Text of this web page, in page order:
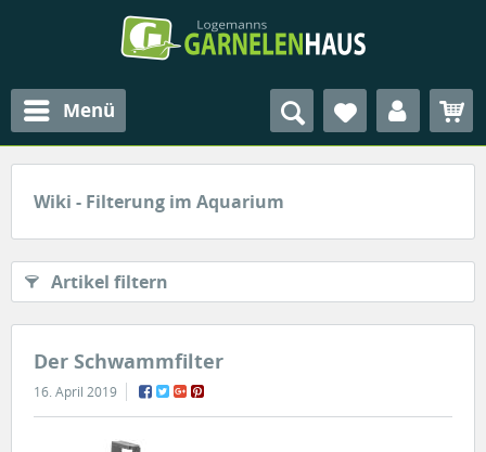
Menü
Wiki - Filterung im Aquarium
Artikel filtern
Der Schwammfilter
16. April 2019